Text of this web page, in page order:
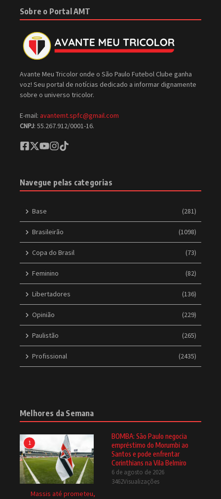
Sobre o Portal AMT
Avante Meu Tricolor onde o São Paulo Futebol Clube ganha
voz! Seu portal de notícias dedicado a informar dignamente
sobre o universo tricolor.
E-mail: avantemt.spfc@gmail.com
CNPJ: 55.267.912/0001-16.
Navegue pelas categorias
Base (281)
Brasileirão (1098)
Copa do Brasil (73)
Feminino (82)
Libertadores (136)
Opinião (229)
Paulistão (265)
Profissional (2435)
Melhores da Semana
1
Massis até prometeu,
BOMBA: São Paulo negocia
empréstimo do Morumbi ao
Santos e pode enfrentar
Corinthians na Vila Belmiro
6 de agosto de 2026
3462Visualizações